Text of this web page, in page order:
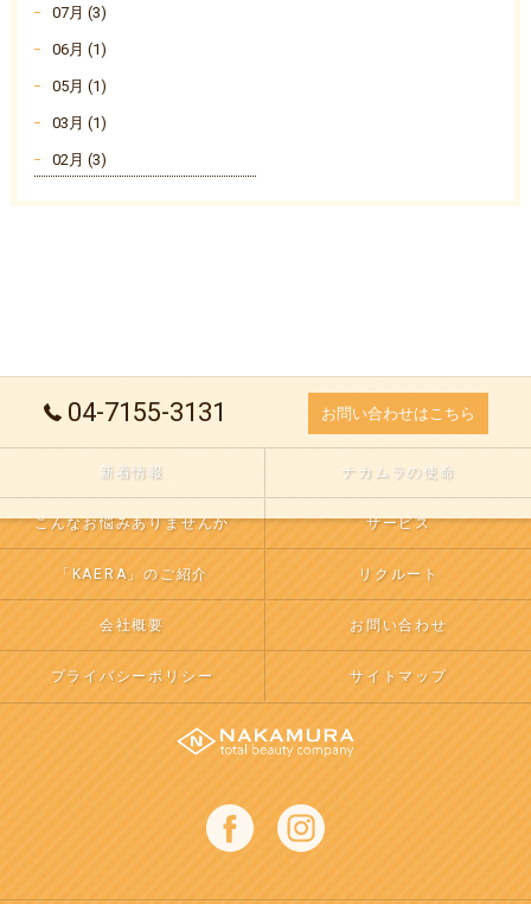
07月 (3)
06月 (1)
05月 (1)
03月 (1)
02月 (3)
04-7155-3131 お問い合わせはこちら
新着情報 ナカムラの使命
こんなお悩みありませんか サービス
「KAERA」のご紹介 リクルート
会社概要 お問い合わせ
プライバシーポリシー サイトマップ